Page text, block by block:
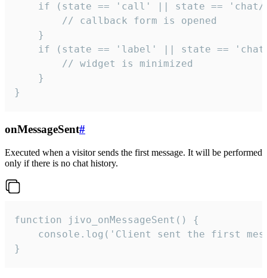
if (state == 'call' || state ==
        // callback form is opened
    }
if (state == 'label' || state ==
        // widget is minimized
    }
}
onMessageSent#
Executed when a visitor sends the first message. It will be performed
only if there is no chat history.
function jivo_onMessageSent() {
console.log('Client sent the first
}